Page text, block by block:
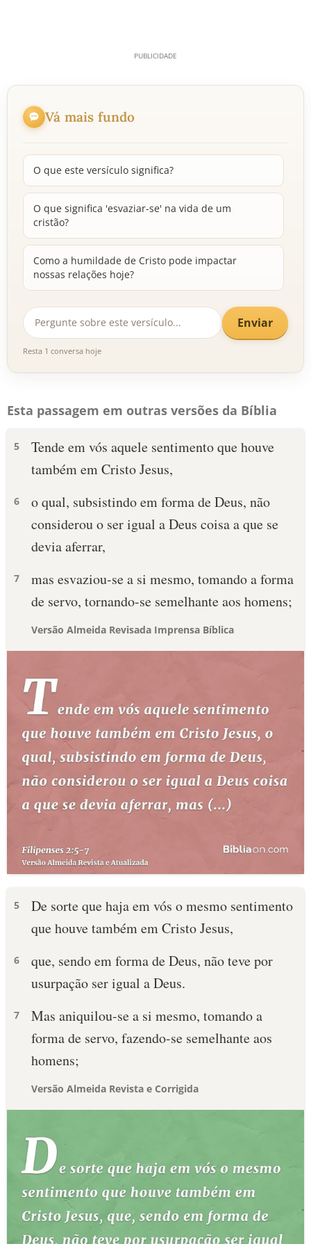
Vá mais fundo
O que este versículo significa?
O que significa 'esvaziar-se' na vida de um
cristão?
Como a humildade de Cristo pode impactar
nossas relações hoje?
Enviar
Resta 1 conversa hoje
Esta passagem em outras versões da Bíblia
5
Tende em vós aquele sentimento que houve
também em Cristo Jesus,
6
o qual, subsistindo em forma de Deus, não
considerou o ser igual a Deus coisa a que se
devia aferrar,
7
mas esvaziou-se a si mesmo, tomando a forma
de servo, tornando-se semelhante aos homens;
Versão Almeida Revisada Imprensa Bíblica
5
De sorte que haja em vós o mesmo sentimento
que houve também em Cristo Jesus,
6
que, sendo em forma de Deus, não teve por
usurpação ser igual a Deus.
7
Mas aniquilou-se a si mesmo, tomando a
forma de servo, fazendo-se semelhante aos
homens;
Versão Almeida Revista e Corrigida